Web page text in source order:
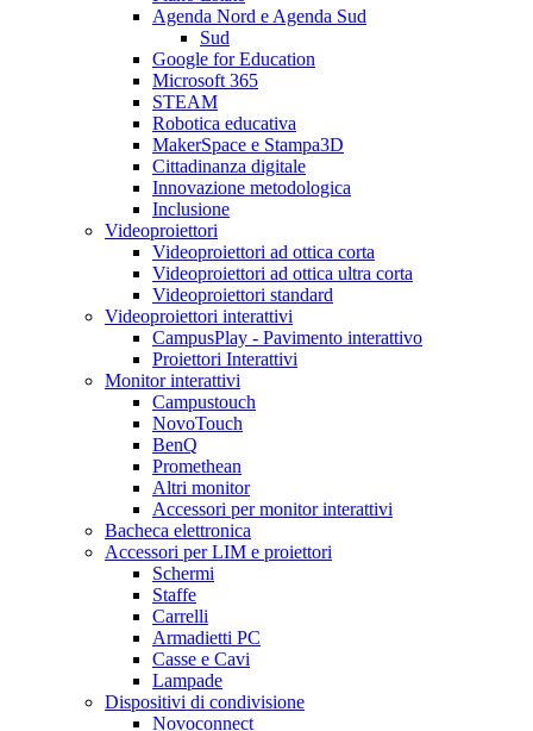
Agenda Nord e Agenda Sud
Sud
Google for Education
Microsoft 365
STEAM
Robotica educativa
MakerSpace e Stampa3D
Cittadinanza digitale
Innovazione metodologica
Inclusione
Videoproiettori
Videoproiettori ad ottica corta
Videoproiettori ad ottica ultra corta
Videoproiettori standard
Videoproiettori interattivi
CampusPlay - Pavimento interattivo
Proiettori Interattivi
Monitor interattivi
Campustouch
NovoTouch
BenQ
Promethean
Altri monitor
Accessori per monitor interattivi
Bacheca elettronica
Accessori per LIM e proiettori
Schermi
Staffe
Carrelli
Armadietti PC
Casse e Cavi
Lampade
Dispositivi di condivisione
Novoconnect